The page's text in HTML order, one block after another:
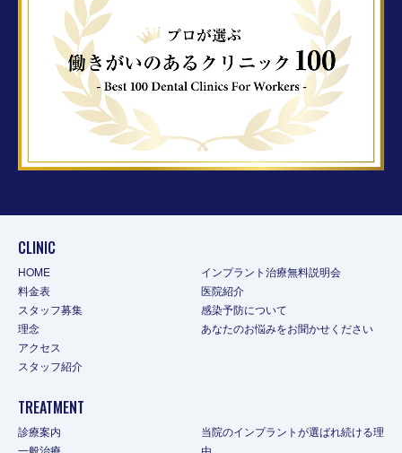
CLINIC
HOME
料金表
スタッフ募集
理念
アクセス
スタッフ紹介
インプラント治療無料説明会
医院紹介
感染予防について
あなたのお悩みをお聞かせください
TREATMENT
診療案内
当院のインプラントが選ばれ続ける理